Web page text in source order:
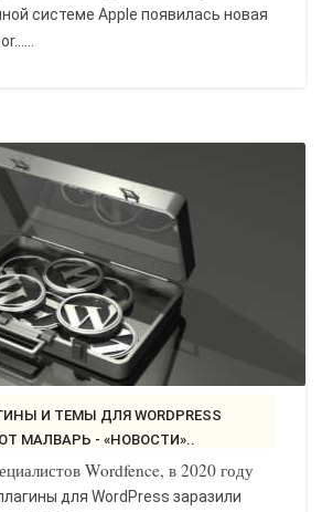
системе Apple появилась новая
МАЛВАРЬ - «НОВОСТИ»..
Wordfence, в 2020 году
для WordPress заразили